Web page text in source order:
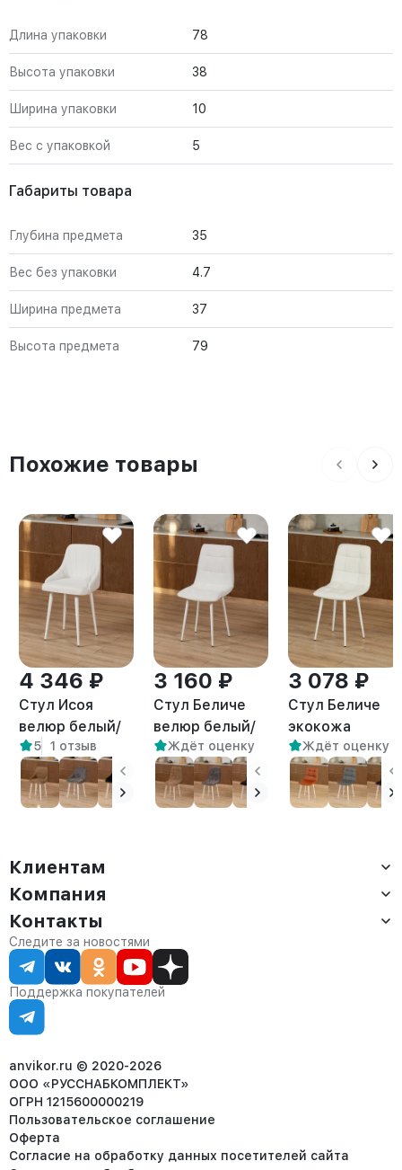
Длина упаковки 78
Высота упаковки 38
Ширина упаковки 10
Вес с упаковкой 5
Габариты товара
Глубина предмета 35
Вес без упаковки 4.7
Ширина предмета 37
Высота предмета 79
Похожие товары
4 346 ₽
Стул Исоя
велюр белый/
белый
5 1 отзыв
3 160 ₽
Стул Беличе
велюр белый/
белый
Ждёт оценку
3 078 ₽
Стул Беличе
экокожа
белый/белый
Ждёт оценку
Клиентам
Доставка
Оплата
Сервис
Статус заказа
Статьи
Компания
О компании
Контакты
Партнёрам
Контакты
Отдел продаж:
8 (800) 234-22-62
corp@anvikor.ru
Ежедневно, с 7:00-19:00 (МСК)
Отдел рекламации:
8 (953) 455-25-61
Следите за новостями
Поддержка покупателей
anvikor.ru © 2020-2026
ООО «РУССНАБКОМПЛЕКТ»
ОГРН 1215600000219
Пользовательское соглашение
Оферта
Согласие на обработку данных посетителей сайта